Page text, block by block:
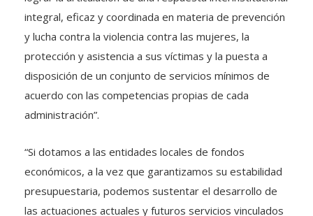
integral, eficaz y coordinada en materia de prevención
y lucha contra la violencia contra las mujeres, la
protección y asistencia a sus víctimas y la puesta a
disposición de un conjunto de servicios mínimos de
acuerdo con las competencias propias de cada
administración”.
“Si dotamos a las entidades locales de fondos
económicos, a la vez que garantizamos su estabilidad
presupuestaria, podemos sustentar el desarrollo de
las actuaciones actuales y futuros servicios vinculados